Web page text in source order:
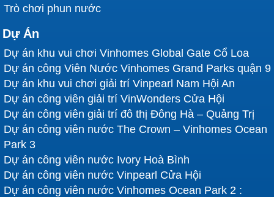
Trò chơi phun nước
Dự Án
Dự án khu vui chơi Vinhomes Global Gate Cổ Loa
Dự án công Viên Nước Vinhomes Grand Parks quận 9
Dự án khu vui chơi giải trí Vinpearl Nam Hội An
Dự án công viên giải trí VinWonders Cửa Hội
Dự án công viên giải trí đô thị Đông Hà – Quảng Trị
Dự án công viên nước The Crown – Vinhomes Ocean
Park 3
Dự án công viên nước Ivory Hoà Bình
Dự án công viên nước Vinpearl Cửa Hội
Dự án công viên nước Vinhomes Ocean Park 2 :